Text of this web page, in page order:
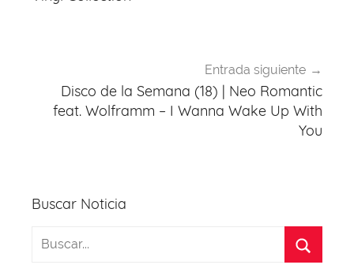
Entrada siguiente
Disco de la Semana (18) | Neo Romantic
feat. Wolframm – I Wanna Wake Up With
You
Buscar Noticia